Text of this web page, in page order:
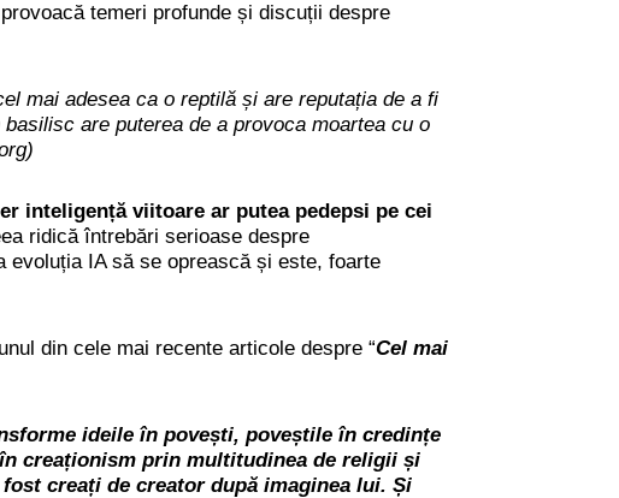
temeri profunde și discuții despre
mai adesea ca o reptilă și are reputația de a fi
are puterea de a provoca moartea cu o
inteligență viitoare ar putea pedepsi pe cei
ridică întrebări serioase despre
evoluția IA să se oprească și este, foarte
din cele mai recente articole despre “Cel mai
ideile în povești, poveștile în credințe
creaționism prin multitudinea de religii și
creați de creator după imaginea lui. Și